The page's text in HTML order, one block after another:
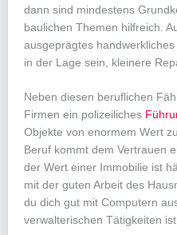
dann sind mindestens
baulichen Themen hilfreich.
ausgeprägtes
in der Lage sein, kleinere
Neben diesen beruflichen
Firmen ein polizeiliches
Objekte von enormem Wert
Beruf kommt dem Vertrauen
der Wert einer Immobilie ist
mit der guten Arbeit des
du dich gut mit Computern
verwalterischen Tätigkeiten